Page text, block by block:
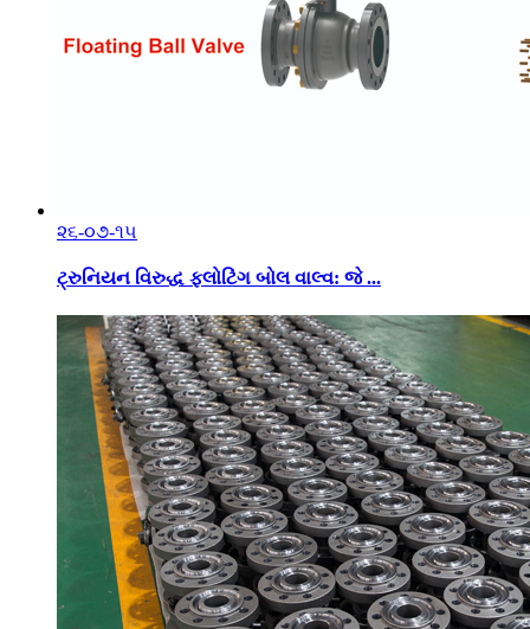
૨૬-૦૭-૧૫
ટ્રુનિયન વિરુદ્ધ ફ્લોટિંગ બોલ વાલ્વ: જે ...